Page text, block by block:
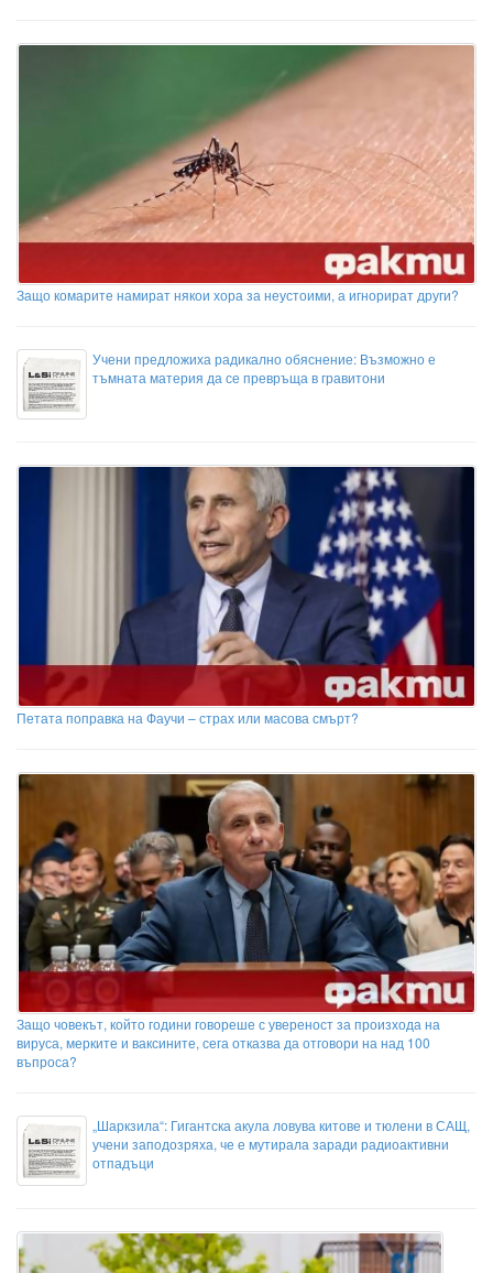
Защо комарите намират някои хора за неустоими, а игнорират други?
Учени предложиха радикално обяснение: Възможно е
тъмната материя да се превръща в гравитони
Петата поправка на Фаучи – страх или масова смърт?
Защо човекът, който години говореше с увереност за произхода на
вируса, мерките и ваксините, сега отказва да отговори на над 100
въпроса?
„Шаркзила“: Гигантска акула ловува китове и тюлени в САЩ,
учени заподозряха, че е мутирала заради радиоактивни
отпадъци